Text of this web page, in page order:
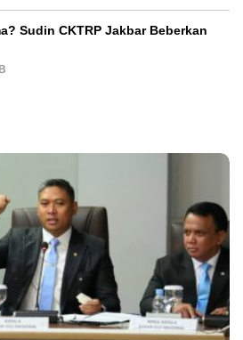
Sudin CKTRP Jakbar Beberkan